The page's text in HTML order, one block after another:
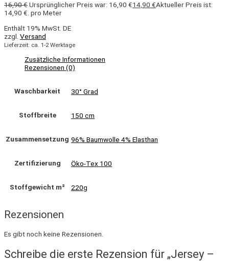
16,90€Ursprünglicher Preis war: 16,90 €14,90 €Aktueller Preis ist:
14,90 €. pro Meter
Enthält 19% MwSt. DE
zzgl. Versand
Lieferzeit: ca. 1-2 Werktage
Zusätzliche Informationen
Rezensionen (0)
Waschbarkeit 30° Grad
Stoffbreite 150 cm
Zusammensetzung 96% Baumwolle 4% Elasthan
Zertifizierung Öko-Tex 100
Stoffgewicht m² 220g
Rezensionen
Es gibt noch keine Rezensionen.
Schreibe die erste Rezension für „Jersey –